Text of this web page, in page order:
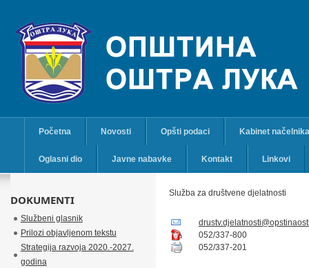
Početna Novosti Opšti podaci Kabinet načelnika
Oglasni dio Javne nabavke Kontakt Linkovi
Služba za društvene djelatnosti
052/337-800
052/337-201
DOKUMENTI
Službeni glasnik
Prilozi objavljenom tekstu
Strategija razvoja 2020.-2027.
godina